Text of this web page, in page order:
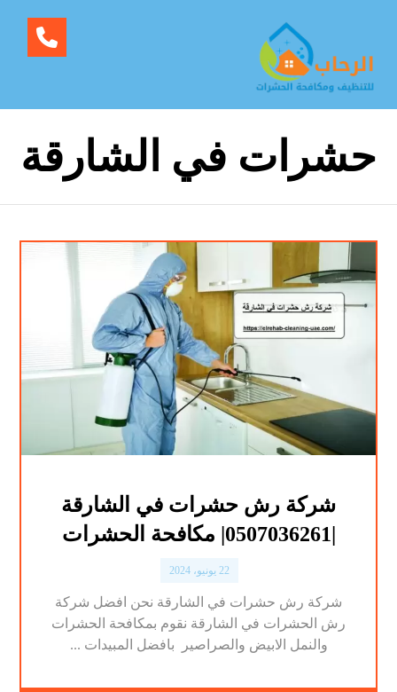
حشرات في الشارقة
شركة رش حشرات في الشارقة
|0507036261| مكافحة الحشرات
22 يونيو، 2024
شركة رش حشرات في الشارقة نحن افضل شركة
رش الحشرات في الشارقة نقوم بمكافحة الحشرات
والنمل الابيض والصراصير بافضل المبيدات ...